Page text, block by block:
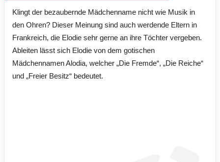
Klingt der bezaubernde Mädchenname nicht wie Musik in
den Ohren? Dieser Meinung sind auch werdende Eltern in
Frankreich, die Elodie sehr gerne an ihre Töchter vergeben.
Ableiten lässt sich Elodie von dem gotischen
Mädchennamen Alodia, welcher „Die Fremde“, „Die Reiche“
und „Freier Besitz“ bedeutet.